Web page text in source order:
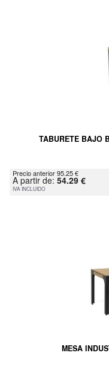
TABURETE BAJO
Precio anterior 95.25 €
A partir de: 54.29 €
IVA INCLUIDO
MESA